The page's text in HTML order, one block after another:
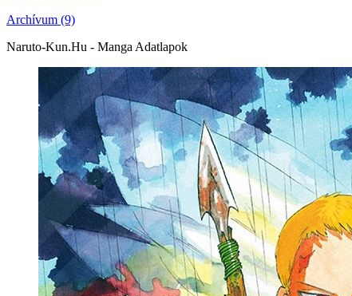
Archívum (9)
Naruto-Kun.Hu - Manga Adatlapok